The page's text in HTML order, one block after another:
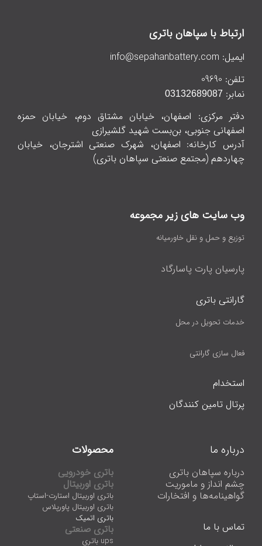
ارتباط با سپاهان باتری
ایمیل: info@sepahanbattery.com
تلفن:
نمابر: 03132689087
دفتر مرکزی: اصفهان، خیابان مشتاق دوم، خیابان حمزه
اصفهانی جنوبی، بن‌بست شهید گلشیرازی
آدرس کارخانه: اصفهان، شهرک صنعتی اشترجان، خیابان
چهاردهم (مجتمع صنعتی سپاهان باتری)
وب سایت های زیر مجموعه
توزیع و حمل و نقل خاورمیانه
پارسیان پارت پاسارگاد
گارانتی باتری
خدمات تحویل در محل
فعال سازی گارانتی
استخدام
پرتال تامین کنندگان
درباره ما
درباره سپاهان باتری
چشم انداز و ماموریت
گواهینامه‌ها و افتخارات
تماس با ما
محصولات
باتری خودرویی
باتری اوربیتال
باتری اوربیتال استارت-استاپ
باتری اوربیتال پاورپلاس
باتری اتمیک
باتری صنعتی
ups باتری